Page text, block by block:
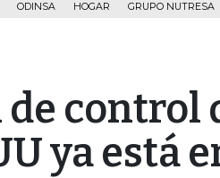
ODINSA HOGAR GRUPO NUTRESA
control
ya está